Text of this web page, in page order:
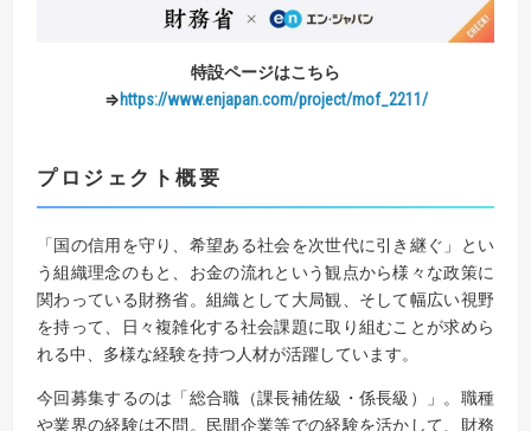
特設ページはこちら
⇒https://www.enjapan.com/project/mof_2211/
プロジェクト概要
「国の信用を守り、希望ある社会を次世代に引き継ぐ」とい
う組織理念のもと、お金の流れという観点から様々な政策に
関わっている財務省。組織として大局観、そして幅広い視野
を持って、日々複雑化する社会課題に取り組むことが求めら
れる中、多様な経験を持つ人材が活躍しています。
今回募集するのは「総合職（課長補佐級・係長級）」。職種
や業界の経験は不問。民間企業等での経験を活かして、財務